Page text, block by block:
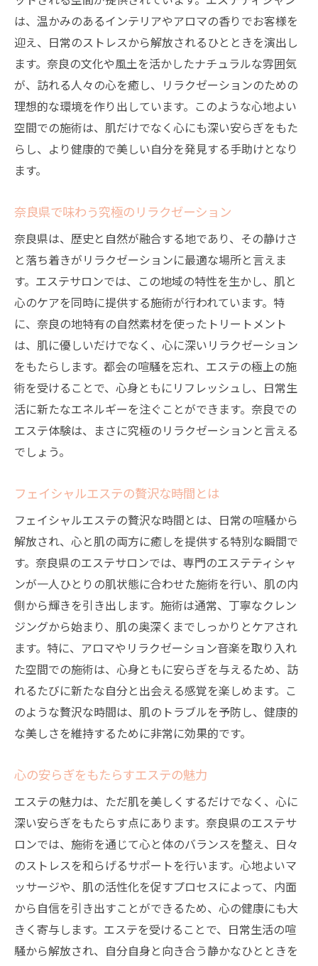
は、温かみのあるインテリアやアロマの香りでお客様を
迎え、日常のストレスから解放されるひとときを演出し
ます。奈良の文化や風土を活かしたナチュラルな雰囲気
が、訪れる人々の心を癒し、リラクゼーションのための
理想的な環境を作り出しています。このような心地よい
空間での施術は、肌だけでなく心にも深い安らぎをもた
らし、より健康的で美しい自分を発見する手助けとなり
ます。
奈良県で味わう究極のリラクゼーション
奈良県は、歴史と自然が融合する地であり、その静けさ
と落ち着きがリラクゼーションに最適な場所と言えま
す。エステサロンでは、この地域の特性を生かし、肌と
心のケアを同時に提供する施術が行われています。特
に、奈良の地特有の自然素材を使ったトリートメント
は、肌に優しいだけでなく、心に深いリラクゼーション
をもたらします。都会の喧騒を忘れ、エステの極上の施
術を受けることで、心身ともにリフレッシュし、日常生
活に新たなエネルギーを注ぐことができます。奈良での
エステ体験は、まさに究極のリラクゼーションと言える
でしょう。
フェイシャルエステの贅沢な時間とは
フェイシャルエステの贅沢な時間とは、日常の喧騒から
解放され、心と肌の両方に癒しを提供する特別な瞬間で
す。奈良県のエステサロンでは、専門のエステティシャ
ンが一人ひとりの肌状態に合わせた施術を行い、肌の内
側から輝きを引き出します。施術は通常、丁寧なクレン
ジングから始まり、肌の奥深くまでしっかりとケアされ
ます。特に、アロマやリラクゼーション音楽を取り入れ
た空間での施術は、心身ともに安らぎを与えるため、訪
れるたびに新たな自分と出会える感覚を楽しめます。こ
のような贅沢な時間は、肌のトラブルを予防し、健康的
な美しさを維持するために非常に効果的です。
心の安らぎをもたらすエステの魅力
エステの魅力は、ただ肌を美しくするだけでなく、心に
深い安らぎをもたらす点にあります。奈良県のエステサ
ロンでは、施術を通じて心と体のバランスを整え、日々
のストレスを和らげるサポートを行います。心地よいマ
ッサージや、肌の活性化を促すプロセスによって、内面
から自信を引き出すことができるため、心の健康にも大
きく寄与します。エステを受けることで、日常生活の喧
騒から解放され、自分自身と向き合う静かなひとときを